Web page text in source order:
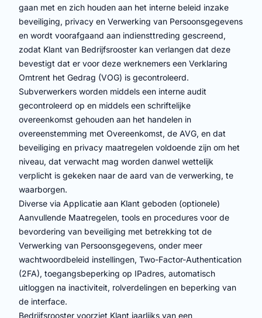
gaan met en zich houden aan het interne beleid inzake
beveiliging, privacy en Verwerking van Persoonsgegevens
en wordt voorafgaand aan indiensttreding gescreend,
zodat Klant van Bedrijfsrooster kan verlangen dat deze
bevestigt dat er voor deze werknemers een Verklaring
Omtrent het Gedrag (VOG) is gecontroleerd.
Subverwerkers worden middels een interne audit
gecontroleerd op en middels een schriftelijke
overeenkomst gehouden aan het handelen in
overeenstemming met Overeenkomst, de AVG, en dat
beveiliging en privacy maatregelen voldoende zijn om het
niveau, dat verwacht mag worden danwel wettelijk
verplicht is gekeken naar de aard van de verwerking, te
waarborgen.
Diverse via Applicatie aan Klant geboden (optionele)
Aanvullende Maatregelen, tools en procedures voor de
bevordering van beveiliging met betrekking tot de
Verwerking van Persoonsgegevens, onder meer
wachtwoordbeleid instellingen, Two-Factor-Authentication
(2FA), toegangsbeperking op IPadres, automatisch
uitloggen na inactiviteit, rolverdelingen en beperking van
de interface.
Bedrijfsrooster voorziet Klant jaarlijks van een